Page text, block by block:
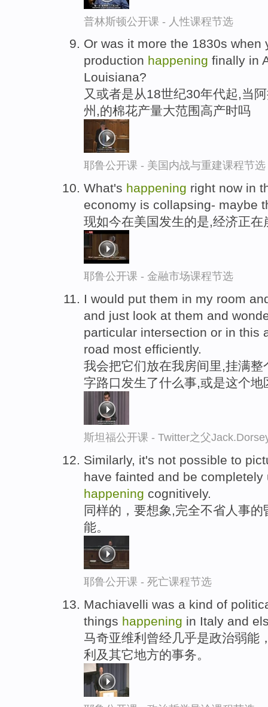
普林斯顿公开课 - 人性课程节选
Or was it more the 1830s
production happening finally in
Louisiana?
又或者是从18世纪30年代起,当
州,的棉花产量大范围高产时吗
耶鲁公开课 - 美国内战与重建课程节选
What's happening right now in
economy is collapsing- maybe
现如今在美国发生的是,经济正
耶鲁公开课 - 金融市场课程节选
I would put them in my room
and just look at them and
particular intersection or in this
road most efficiently.
我会把它们放在我房间里,挂满
字路口发生了什么事,或是这个
斯坦福公开课 - Twitter之父
Similarly, it's not possible to
have fainted and be
happening cognitively.
同样的，要想象,完全不省人事
能。
耶鲁公开课 - 死亡课程节选
Machiavelli was a kind of
things happening in Italy and
马奇亚维利曾经几乎是政治弱能
利及其它地方的事务。